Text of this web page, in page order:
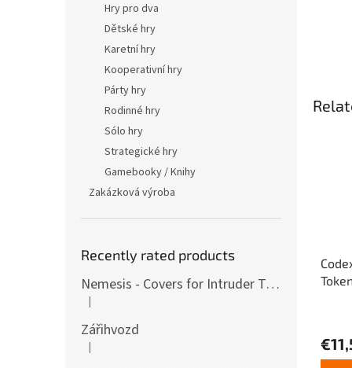
Hry pro dva
Dětské hry
Karetní hry
Kooperativní hry
Párty hry
Rodinné hry
Sólo hry
Strategické hry
Gamebooky / Knihy
Zakázková výroba
Recently rated products
Nemesis - Covers for Intruder Tokens (variants also for expansion / Lockdown)
The product rating is 4 out of 5 stars.
|
Zářihvozd
The product rating is 5 out of 5 stars.
|
rating